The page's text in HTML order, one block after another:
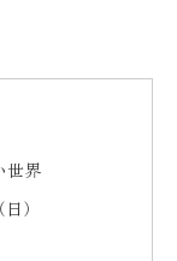
世界
）